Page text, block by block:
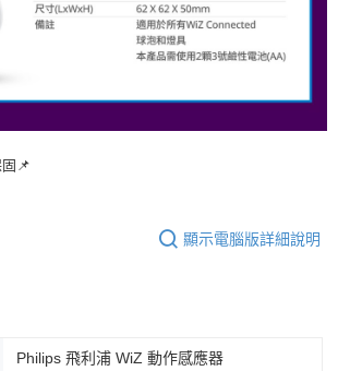
📌
顯示電腦版詳細說明
Philips 飛利浦 WiZ 動作感應器